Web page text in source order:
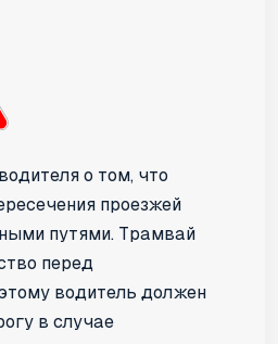
о том, что
проезжей
путями. Трамвай
перед
водитель должен
в случае